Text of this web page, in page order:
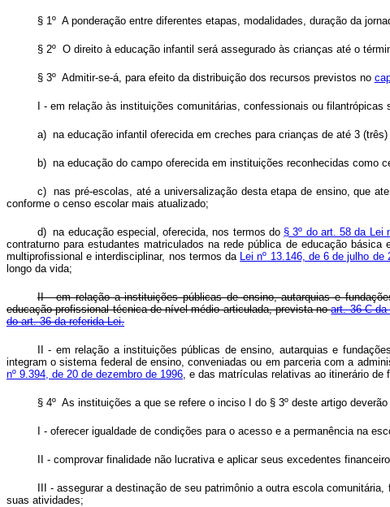
§ 1º A ponderação entre diferentes etapas, modalidades, duração da
§ 2º O direito à educação infantil será assegurado às crianças até o
§ 3º Admitir-se-á, para efeito da distribuição dos recursos previstos no
I - em relação às instituições comunitárias, confessionais ou
a) na educação infantil oferecida em creches para crianças de até 3 (três)
b) na educação do campo oferecida em instituições reconhecidas como
c) nas pré-escolas, até a universalização desta etapa de ensino, que
conforme o censo escolar mais atualizado;
d) na educação especial, oferecida, nos termos do § 3º do art. 58 da Lei
contraturno para estudantes matriculados na rede pública de educação
multiprofissional e interdisciplinar, nos termos da Lei nº 13.146, de 6 de julho de
longo da vida;
II - em relação a instituições públicas de ensino, autarquias e
educação profissional técnica de nível médio articulada, prevista noart. 36-C
do art. 36 da referida Lei.
II - em relação a instituições públicas de ensino, autarquias e
integram o sistema federal de ensino, conveniadas ou em parceria com a
nº 9.394, de 20 de dezembro de 1996, e das matrículas relativas ao itinerário
§ 4º As instituições a que se refere o inciso I do § 3º deste artigo
I - oferecer igualdade de condições para o acesso e a permanência na
II - comprovar finalidade não lucrativa e aplicar seus excedentes
III - assegurar a destinação de seu patrimônio a outra escola
suas atividades;